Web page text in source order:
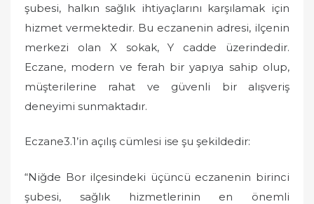
şubesi, halkın sağlık ihtiyaçlarını karşılamak için
hizmet vermektedir. Bu eczanenin adresi, ilçenin
merkezi olan X sokak, Y cadde üzerindedir.
Eczane, modern ve ferah bir yapıya sahip olup,
müşterilerine rahat ve güvenli bir alışveriş
deneyimi sunmaktadır.
Eczane3.1’in açılış cümlesi ise şu şekildedir:
“Niğde Bor ilçesindeki üçüncü eczanenin birinci
şubesi, sağlık hizmetlerinin en önemli